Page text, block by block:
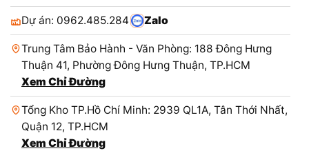
Dự án: 0962.485.284 Zalo
Trung Tâm Bảo Hành - Văn Phòng: 188 Đông Hưng
Thuận 41, Phường Đông Hưng Thuận, TP.HCM
Xem Chỉ Đường
Tổng Kho TP.Hồ Chí Minh: 2939 QL1A, Tân Thới Nhất,
Quận 12, TP.HCM
Xem Chỉ Đường